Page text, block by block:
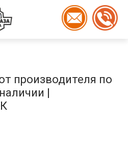
производителя по
|